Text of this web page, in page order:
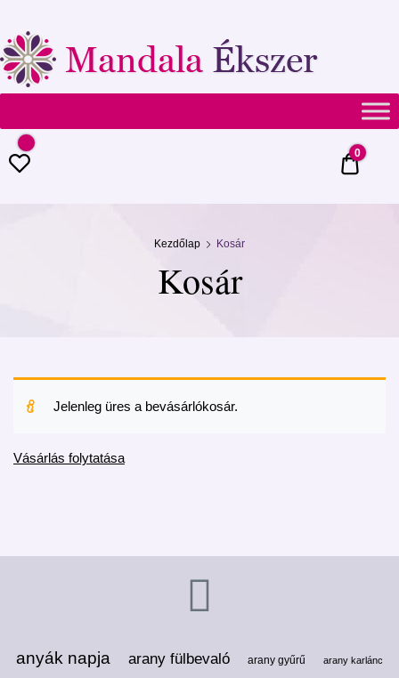
Mandala
Ékszer
0 Ft
0
Kezdőlap Kosár
Kosár
Jelenleg üres a bevásárlókosár.
Vásárlás folytatása
anyák napja arany fülbevaló arany gyűrű arany karlánc